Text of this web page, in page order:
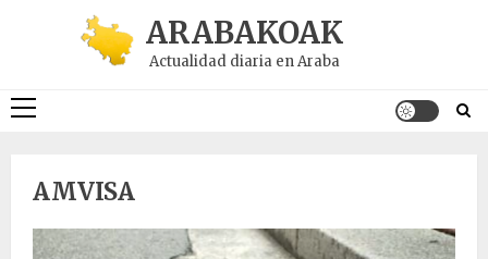
ARABAKOAK
Actualidad diaria en Araba
Menú
AMVISA